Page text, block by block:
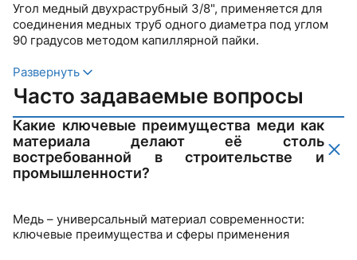
Угол медный двухраструбный 3/8", применяется для
соединения медных труб одного диаметра под углом
90 градусов методом капиллярной пайки.
Развернуть
Часто задаваемые вопросы
Какие ключевые преимущества меди как
материала делают её столь
востребованной в строительстве и
промышленности?
Медь – универсальный материал современности:
ключевые преимущества и сферы применения